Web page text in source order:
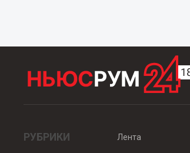
РУБРИКИ
Лента